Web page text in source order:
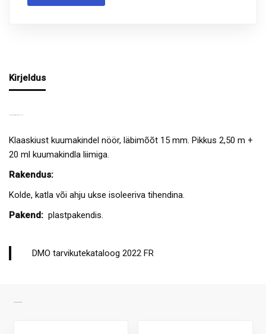
Kirjeldus
Klaaskiust kuumakindel nöör, läbimõõt 15 mm. Pikkus 2,50 m +
20 ml kuumakindla liimiga.
Rakendus:
Kolde, katla või ahju ukse isoleeriva tihendina.
Pakend: plastpakendis.
DMO tarvikutekataloog 2022 FR